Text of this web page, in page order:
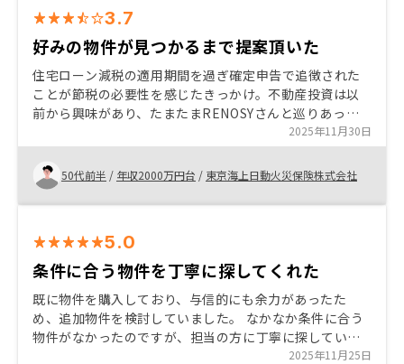
3.7
好みの物件が見つかるまで提案頂いた
住宅ローン減税の適用期間を過ぎ確定申告で追徴された
ことが節税の必要性を感じたきっかけ。不動産投資は以
前から興味があり、たまたまRENOSYさんと巡りあった
が不動産物件の仕入れ力やaiを活用したサービス展開が
凄いと感じ利用させて頂きました。 aiの活用で賃料の安
い物件を仕入れて賃料をあげる戦略は投資として理解出
来るが、不動産を購入するのは事実なので、その部屋が
自身の所有物として認められるかは購入者心理として理
2025年11月30日
50代前半 / 年収2000万円台 / 東京海上日動火災保険株式会社
5.0
条件に合う物件を丁寧に探してくれた
既に物件を購入しており、与信的にも余力があったた
め、追加物件を検討していました。 なかなか条件に合う
物件がなかったのですが、担当の方に丁寧に探していた
だき、比較的好条件の物件がみつかったため、追加で購
2025年11月25日